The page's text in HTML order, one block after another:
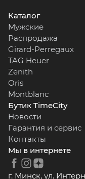
Каталог
Мужские
Распродажа
Girard-Perregaux
TAG Heuer
Zenith
Oris
Montblanc
Бутик TimeCity
Новости
Гарантия и сервис
Контакты
Мы в интернете
г. Минск, ул.